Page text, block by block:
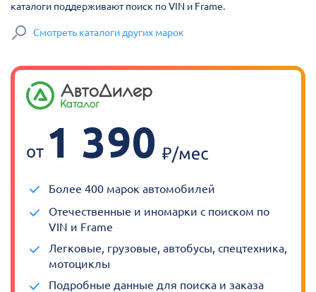
каталоги поддерживают поиск по VIN и Frame.
Смотреть каталоги других марок
от 1 390
Более 400 марок автомобилей
Отечественные и иномарки с поиском по
VIN и Frame
Легковые, грузовые, автобусы, спецтехника,
мотоциклы
Подробные данные для поиска и заказа